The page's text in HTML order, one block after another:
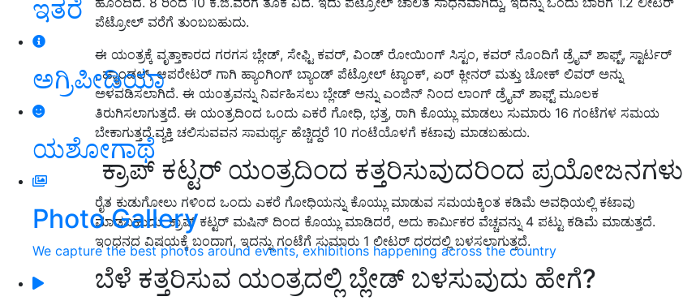
ಇತರೆ
ಅಗ್ರಿಪೀಡಿಯಾ
ಯಶೋಗಾಥೆ
Photo Gallery
We capture the best photos around events, exhibitions happening across the country
ಪೆಟ್ರೋಲ್ ವರೆಗೆ ತುಂಬಬಹುದು.
ಈ ಯಂತ್ರಕ್ಕೆ ವೃತ್ತಾಕಾರದ ಗರಗಸ ಬ್ಲೇಡ್, ಸೇಫ್ಟಿ ಕವರ್, ವಿಂಡ್ ರೋಯಿಂಗ್ ಸಿಸ್ಟಂ, ಕವರ್ ನೊಂದಿಗೆ ಡ್ರೈವ್ ಶಾಫ್ಟ್, ಸ್ಟಾರ್ಟರ್
, ಹ್ಯಾಂಡಲ್, ಆಪರೇಟರ್ ಗಾಗಿ ಹ್ಯಾಂಗಿಂಗ್ ಬ್ಯಾಂಡ್ ಪೆಟ್ರೋಲ್ ಟ್ಯಾಂಕ್, ಏರ್ ಕ್ಲೀನರ್ ಮತ್ತು ಚೋಕ್ ಲಿವರ್ ಅನ್ನು
ಅಳವಡಿಸಲಾಗಿದೆ. ಈ ಯಂತ್ರವನ್ನು ನಿರ್ವಹಿಸಲು ಬ್ಲೇಡ್ ಅನ್ನು ಎಂಜಿನ್ ನಿಂದ ಲಾಂಗ್ ಡ್ರೈವ್ ಶಾಫ್ಟ್ ಮೂಲಕ
ತಿರುಗಿಸಲಾಗುತ್ತದೆ. ಈ ಯಂತ್ರದಿಂದ ಒಂದು ಎಕರೆ ಗೋಧಿ, ಭತ್ತ, ರಾಗಿ ಕೊಯ್ಲು ಮಾಡಲು ಸುಮಾರು 16 ಗಂಟೆಗಳ ಸಮಯ
ಬೇಕಾಗುತ್ತದೆ.ವ್ಯಕ್ತಿ ಚಲಿಸುವವನ ಸಾಮರ್ಥ್ಯ ಹೆಚ್ಚಿದ್ದರೆ 10 ಗಂಟೆಯೊಳಗೆ ಕಟಾವು ಮಾಡಬಹುದು.
ಕ್ರಾಪ್ ಕಟ್ಟರ್ ಯಂತ್ರದಿಂದ ಕತ್ತರಿಸುವುದರಿಂದ ಪ್ರಯೋಜನಗಳು
ರೈತ ಕುಡುಗೋಲು ಗಳಿಂದ ಒಂದು ಎಕರೆ ಗೋಧಿಯನ್ನು ಕೊಯ್ಲು ಮಾಡುವ ಸಮಯಕ್ಕಿಂತ ಕಡಿಮೆ ಅವಧಿಯಲ್ಲಿ ಕಟಾವು
ಮಾಡಬಹುದು. ಕ್ರಾಪ್ ಕಟ್ಟರ್ ಮಷಿನ್ ದಿಂದ ಕೊಯ್ಲು ಮಾಡಿದರೆ, ಅದು ಕಾರ್ಮಿಕರ ವೆಚ್ಚವನ್ನು 4 ಪಟ್ಟು ಕಡಿಮೆ ಮಾಡುತ್ತದೆ.
ಇಂಧನದ ವಿಷಯಕ್ಕೆ ಬಂದಾಗ, ಇದನ್ನು ಗಂಟೆಗೆ ಸುಮಾರು 1 ಲೀಟರ್ ದರದಲ್ಲಿ ಬಳಸಲಾಗುತ್ತದೆ.
ಬೆಳೆ ಕತ್ತರಿಸುವ ಯಂತ್ರದಲ್ಲಿ ಬ್ಲೇಡ್ ಬಳಸುವುದು ಹೇಗೆ?